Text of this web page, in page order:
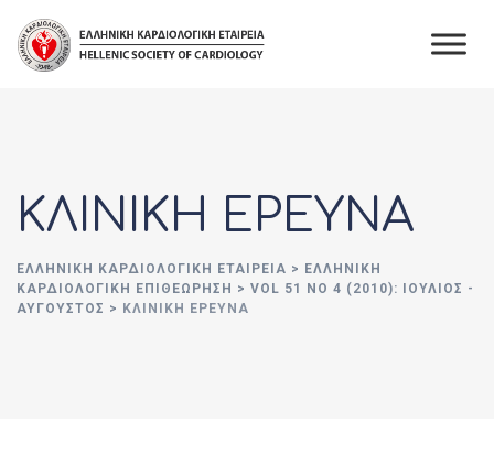
content
ΚΛΙΝΙΚΗ ΕΡΕΥΝΑ
ΕΛΛΗΝΙΚΉ ΚΑΡΔΙΟΛΟΓΙΚΉ ΕΤΑΙΡΕΊΑ > ΕΛΛΗΝΙΚΗ
ΚΑΡΔΙΟΛΟΓΙΚΗ ΕΠΙΘΕΩΡΗΣΗ > VOL 51 NO 4 (2010): ΙΟΎΛΙΟΣ -
ΑΎΓΟΥΣΤΟΣ > ΚΛΙΝΙΚΗ ΕΡΕΥΝΑ